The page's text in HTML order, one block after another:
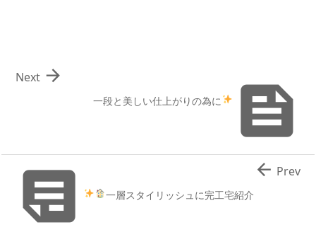

一段と美しい仕上がりの為に

Next
 一層スタイリッシュに完工宅紹介
 Prev